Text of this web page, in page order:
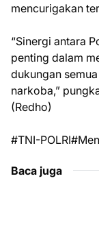
mencurigakan
“Sinergi antara
penting dalam
dukungan
narkoba,”
(Redho)
#TNI-
Baca juga